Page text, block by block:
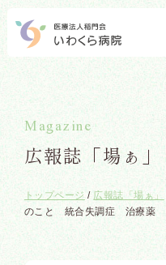
Magazine
広報誌「場ぁ」
トップページ / 広報誌「場ぁ」
のこと 統合失調症 治療薬